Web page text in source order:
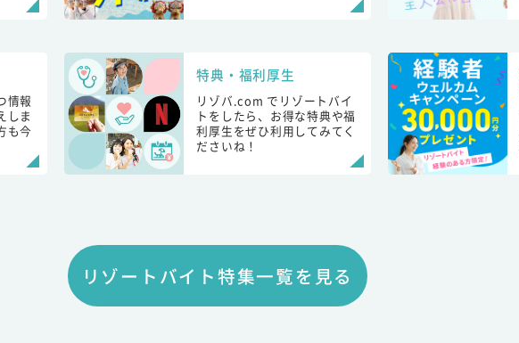
情報
しま
も今
特典・福利厚生
リゾバ.com でリゾートバイ
トをしたら、お得な特典や福
利厚生をぜひ利用してみてく
ださいね！
リゾートバイト特集一覧を見る